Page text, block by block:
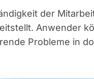
der
Anwen­der
Pro­ble­me in